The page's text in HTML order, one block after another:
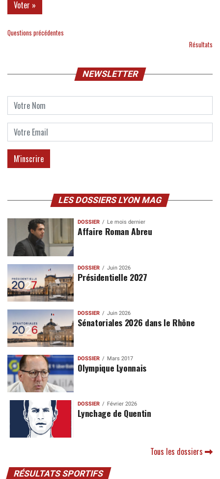
Questions précédentes
Résultats
NEWSLETTER
LES DOSSIERS LYON MAG
DOSSIER Le mois dernier
Affaire Roman Abreu
DOSSIER Juin 2026
Présidentielle 2027
DOSSIER Juin 2026
Sénatoriales 2026 dans le Rhône
DOSSIER Mars 2017
Olympique Lyonnais
DOSSIER Février 2026
Lynchage de Quentin
Tous les dossiers
RÉSULTATS SPORTIFS